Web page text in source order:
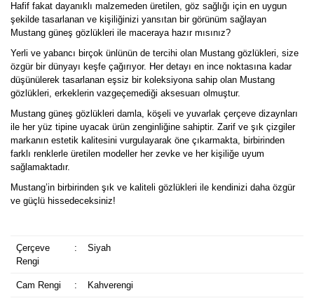
Hafif fakat dayanıklı malzemeden üretilen, göz sağlığı için en uygun
şekilde tasarlanan ve kişiliğinizi yansıtan bir görünüm sağlayan
Mustang güneş gözlükleri ile maceraya hazır mısınız?
Yerli ve yabancı birçok ünlünün de tercihi olan Mustang gözlükleri, size
özgür bir dünyayı keşfe çağırıyor. Her detayı en ince noktasına kadar
düşünülerek tasarlanan eşsiz bir koleksiyona sahip olan Mustang
gözlükleri, erkeklerin vazgeçemediği aksesuarı olmuştur.
Mustang güneş gözlükleri damla, köşeli ve yuvarlak çerçeve dizaynları
ile her yüz tipine uyacak ürün zenginliğine sahiptir. Zarif ve şık çizgiler
markanın estetik kalitesini vurgulayarak öne çıkarmakta, birbirinden
farklı renklerle üretilen modeller her zevke ve her kişiliğe uyum
sağlamaktadır.
Mustang’in birbirinden şık ve kaliteli gözlükleri ile kendinizi daha özgür
ve güçlü hissedeceksiniz!
Çerçeve
Rengi
: Siyah
Cam Rengi : Kahverengi